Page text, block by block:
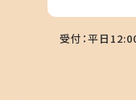
受付：平日